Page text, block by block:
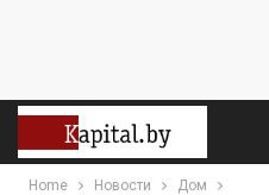
Home Новости Дом